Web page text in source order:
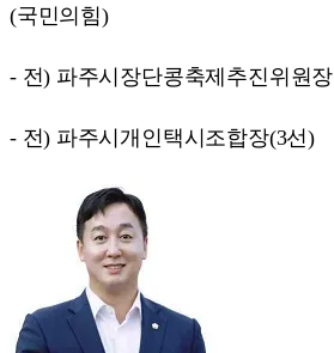
(국민의힘)
- 전) 파주시장단콩축제추진위원장
- 전) 파주시개인택시조합장(3선)